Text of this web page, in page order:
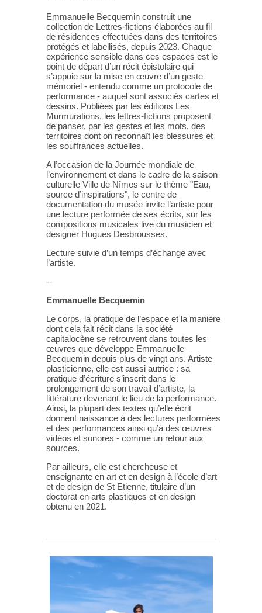
Emmanuelle Becquemin construit une
collection de Lettres-fictions élaborées au fil
de résidences effectuées dans des territoires
protégés et labellisés, depuis 2023. Chaque
expérience sensible dans ces espaces est le
point de départ d’un récit épistolaire qui
s’appuie sur la mise en œuvre d’un geste
mémoriel - entendu comme un protocole de
performance - auquel sont associés cartes et
dessins. Publiées par les éditions Les
Murmurations, les lettres-fictions proposent
de panser, par les gestes et les mots, des
territoires dont on reconnaît les blessures et
les souffrances actuelles.
A l’occasion de la Journée mondiale de
l’environnement et dans le cadre de la saison
culturelle Ville de Nîmes sur le thème "Eau,
source d’inspirations", le centre de
documentation du musée invite l’artiste pour
une lecture performée de ses écrits, sur les
compositions musicales live du musicien et
designer Hugues Desbrousses.
Lecture suivie d’un temps d’échange avec
l’artiste.
--
Emmanuelle Becquemin
Le corps, la pratique de l’espace et la manière
dont cela fait récit dans la société
capitalocène se retrouvent dans toutes les
œuvres que développe Emmanuelle
Becquemin depuis plus de vingt ans. Artiste
plasticienne, elle est aussi autrice : sa
pratique d’écriture s’inscrit dans le
prolongement de son travail d’artiste, la
littérature devenant le lieu de la performance.
Ainsi, la plupart des textes qu’elle écrit
donnent naissance à des lectures performées
et des performances ainsi qu’à des œuvres
vidéos et sonores - comme un retour aux
sources.
Par ailleurs, elle est chercheuse et
enseignante en art et en design à l’école d’art
et de design de St Etienne, titulaire d’un
doctorat en arts plastiques et en design
obtenu en 2021.